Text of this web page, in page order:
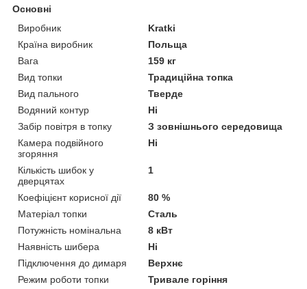
Основні
Виробник
Kratki
Країна виробник
Польща
Вага
159 кг
Вид топки
Традиційна топка
Вид пального
Тверде
Водяний контур
Ні
Забір повітря в топку
З зовнішнього середовища
Камера подвійного
згоряння
Ні
Кількість шибок у
дверцятах
1
Коефіцієнт корисної дії
80 %
Матеріал топки
Сталь
Потужність номінальна
8 кВт
Наявність шибера
Ні
Підключення до димаря
Верхнє
Режим роботи топки
Тривале горіння